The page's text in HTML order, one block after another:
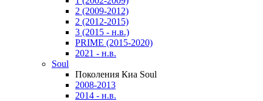
2 (2009-2012)
2 (2012-2015)
3 (2015 - н.в.)
PRIME (2015-2020)
2021 - н.в.
Soul
Поколения Киа Soul
2008-2013
2014 - н.в.